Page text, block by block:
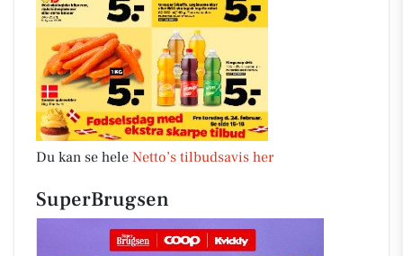
Du kan se hele Netto’s tilbudsavis her
SuperBrugsen